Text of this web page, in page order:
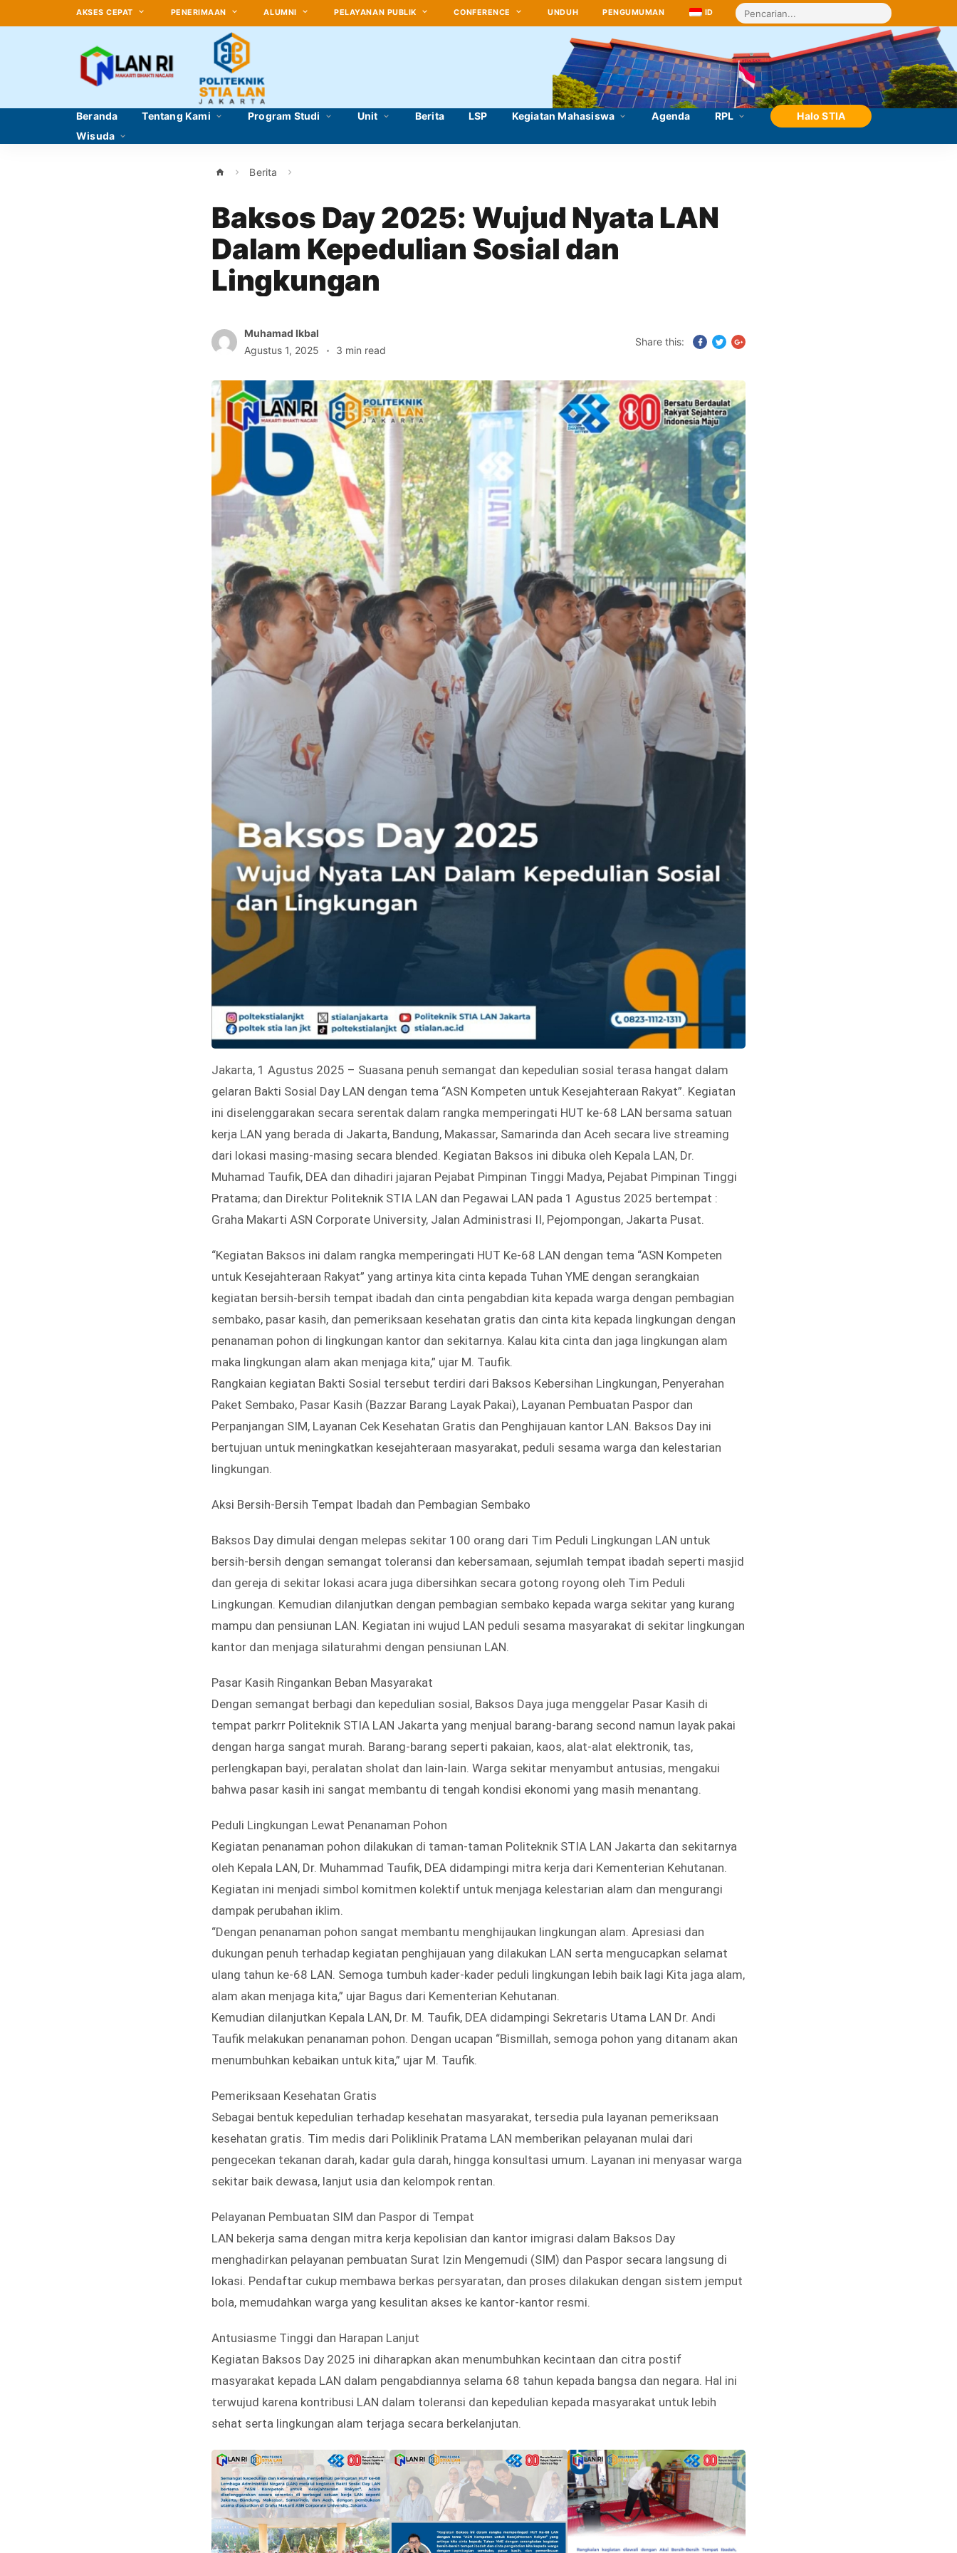
AKSES CEPAT PENERIMAAN ALUMNI PELAYANAN PUBLIK CONFERENCE UNDUH PENGUMUMAN ID
Beranda Tentang Kami Program Studi Unit Berita LSP Kegiatan Mahasiswa Agenda RPL
Halo STIA
Wisuda
Berita
Baksos Day 2025: Wujud Nyata LAN
Dalam Kepedulian Sosial dan
Lingkungan
Muhamad Ikbal
Agustus 1, 2025
3 min read
Share this:
Jakarta, 1 Agustus 2025 – Suasana penuh semangat dan kepedulian sosial terasa hangat dalam
gelaran Bakti Sosial Day LAN dengan tema “ASN Kompeten untuk Kesejahteraan Rakyat”. Kegiatan
ini diselenggarakan secara serentak dalam rangka memperingati HUT ke-68 LAN bersama satuan
kerja LAN yang berada di Jakarta, Bandung, Makassar, Samarinda dan Aceh secara live streaming
dari lokasi masing-masing secara blended. Kegiatan Baksos ini dibuka oleh Kepala LAN, Dr.
Muhamad Taufik, DEA dan dihadiri jajaran Pejabat Pimpinan Tinggi Madya, Pejabat Pimpinan Tinggi
Pratama; dan Direktur Politeknik STIA LAN dan Pegawai LAN pada 1 Agustus 2025 bertempat :
Graha Makarti ASN Corporate University, Jalan Administrasi II, Pejompongan, Jakarta Pusat.
“Kegiatan Baksos ini dalam rangka memperingati HUT Ke-68 LAN dengan tema “ASN Kompeten
untuk Kesejahteraan Rakyat” yang artinya kita cinta kepada Tuhan YME dengan serangkaian
kegiatan bersih-bersih tempat ibadah dan cinta pengabdian kita kepada warga dengan pembagian
sembako, pasar kasih, dan pemeriksaan kesehatan gratis dan cinta kita kepada lingkungan dengan
penanaman pohon di lingkungan kantor dan sekitarnya. Kalau kita cinta dan jaga lingkungan alam
maka lingkungan alam akan menjaga kita,” ujar M. Taufik.
Rangkaian kegiatan Bakti Sosial tersebut terdiri dari Baksos Kebersihan Lingkungan, Penyerahan
Paket Sembako, Pasar Kasih (Bazzar Barang Layak Pakai), Layanan Pembuatan Paspor dan
Perpanjangan SIM, Layanan Cek Kesehatan Gratis dan Penghijauan kantor LAN. Baksos Day ini
bertujuan untuk meningkatkan kesejahteraan masyarakat, peduli sesama warga dan kelestarian
lingkungan.
Aksi Bersih-Bersih Tempat Ibadah dan Pembagian Sembako
Baksos Day dimulai dengan melepas sekitar 100 orang dari Tim Peduli Lingkungan LAN untuk
bersih-bersih dengan semangat toleransi dan kebersamaan, sejumlah tempat ibadah seperti masjid
dan gereja di sekitar lokasi acara juga dibersihkan secara gotong royong oleh Tim Peduli
Lingkungan. Kemudian dilanjutkan dengan pembagian sembako kepada warga sekitar yang kurang
mampu dan pensiunan LAN. Kegiatan ini wujud LAN peduli sesama masyarakat di sekitar lingkungan
kantor dan menjaga silaturahmi dengan pensiunan LAN.
Pasar Kasih Ringankan Beban Masyarakat
Dengan semangat berbagi dan kepedulian sosial, Baksos Daya juga menggelar Pasar Kasih di
tempat parkrr Politeknik STIA LAN Jakarta yang menjual barang-barang second namun layak pakai
dengan harga sangat murah. Barang-barang seperti pakaian, kaos, alat-alat elektronik, tas,
perlengkapan bayi, peralatan sholat dan lain-lain. Warga sekitar menyambut antusias, mengakui
bahwa pasar kasih ini sangat membantu di tengah kondisi ekonomi yang masih menantang.
Peduli Lingkungan Lewat Penanaman Pohon
Kegiatan penanaman pohon dilakukan di taman-taman Politeknik STIA LAN Jakarta dan sekitarnya
oleh Kepala LAN, Dr. Muhammad Taufik, DEA didampingi mitra kerja dari Kementerian Kehutanan.
Kegiatan ini menjadi simbol komitmen kolektif untuk menjaga kelestarian alam dan mengurangi
dampak perubahan iklim.
“Dengan penanaman pohon sangat membantu menghijaukan lingkungan alam. Apresiasi dan
dukungan penuh terhadap kegiatan penghijauan yang dilakukan LAN serta mengucapkan selamat
ulang tahun ke-68 LAN. Semoga tumbuh kader-kader peduli lingkungan lebih baik lagi Kita jaga alam,
alam akan menjaga kita,” ujar Bagus dari Kementerian Kehutanan.
Kemudian dilanjutkan Kepala LAN, Dr. M. Taufik, DEA didampingi Sekretaris Utama LAN Dr. Andi
Taufik melakukan penanaman pohon. Dengan ucapan “Bismillah, semoga pohon yang ditanam akan
menumbuhkan kebaikan untuk kita,” ujar M. Taufik.
Pemeriksaan Kesehatan Gratis
Sebagai bentuk kepedulian terhadap kesehatan masyarakat, tersedia pula layanan pemeriksaan
kesehatan gratis. Tim medis dari Poliklinik Pratama LAN memberikan pelayanan mulai dari
pengecekan tekanan darah, kadar gula darah, hingga konsultasi umum. Layanan ini menyasar warga
sekitar baik dewasa, lanjut usia dan kelompok rentan.
Pelayanan Pembuatan SIM dan Paspor di Tempat
LAN bekerja sama dengan mitra kerja kepolisian dan kantor imigrasi dalam Baksos Day
menghadirkan pelayanan pembuatan Surat Izin Mengemudi (SIM) dan Paspor secara langsung di
lokasi. Pendaftar cukup membawa berkas persyaratan, dan proses dilakukan dengan sistem jemput
bola, memudahkan warga yang kesulitan akses ke kantor-kantor resmi.
Antusiasme Tinggi dan Harapan Lanjut
Kegiatan Baksos Day 2025 ini diharapkan akan menumbuhkan kecintaan dan citra postif
masyarakat kepada LAN dalam pengabdiannya selama 68 tahun kepada bangsa dan negara. Hal ini
terwujud karena kontribusi LAN dalam toleransi dan kepedulian kepada masyarakat untuk lebih
sehat serta lingkungan alam terjaga secara berkelanjutan.